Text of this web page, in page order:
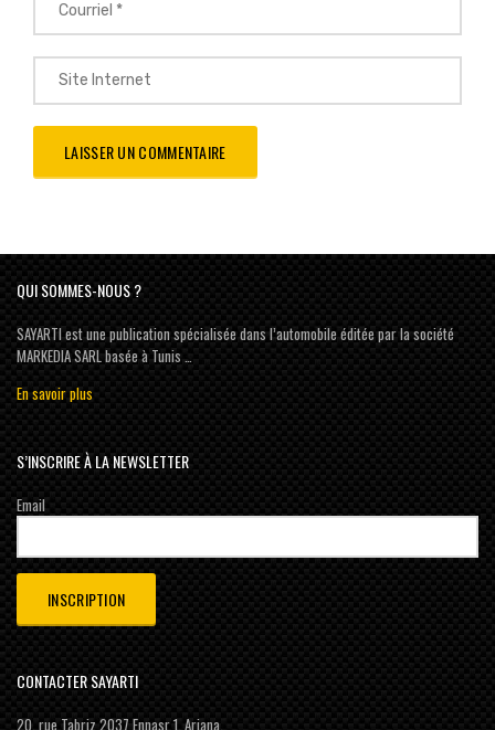
QUI SOMMES-NOUS ?
SAYARTI est une publication spécialisée dans l’automobile éditée par la société
MARKEDIA SARL basée à Tunis …
En savoir plus
S’INSCRIRE À LA NEWSLETTER
Email
CONTACTER SAYARTI
20, rue Tabriz 2037 Ennasr 1, Ariana,